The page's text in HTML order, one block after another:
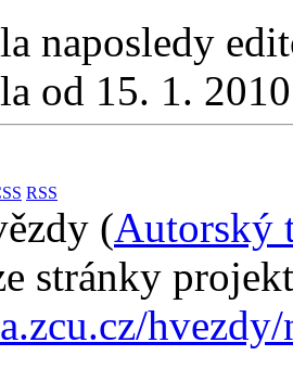
naposledy
od 15. 1.
RSS
(Autorský
stránky